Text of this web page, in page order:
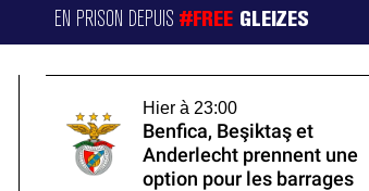
EN PRISON DEPUIS#FREE GLEIZES
Hier à 23:00
Benfica, Beşiktaş et
Anderlecht prennent une
option pour les barrages